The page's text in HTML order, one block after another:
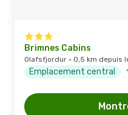
Brimnes Cabins
Olafsfjordur · 0,5 km depuis
Emplacement central